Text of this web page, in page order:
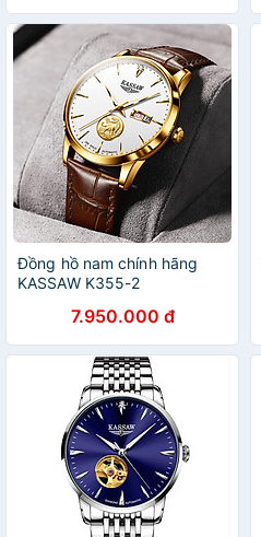
Đồng hồ nam chính hãng
KASSAW K355-2
7.950.000 đ